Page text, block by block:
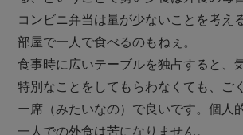
コンビニ弁当は量が少ないことを考え
部屋で一人で食べるのもねぇ。
食事時に広いテーブルを独占すると、
特別なことをしてもらわなくても、ご
ー席（みたいなの）で良いです。個人
一人での外食は苦になりません。